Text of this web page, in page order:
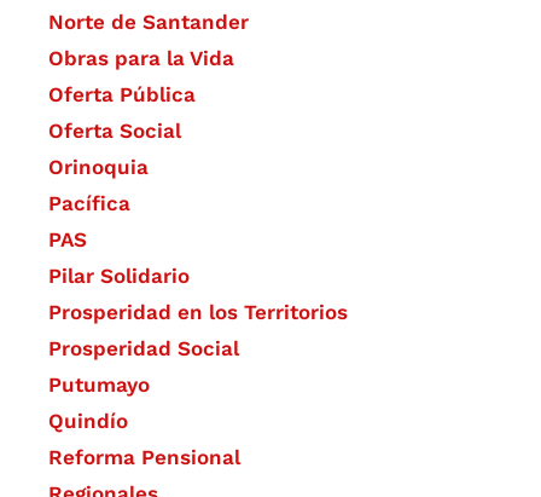
Norte de Santander
Obras para la Vida
Oferta Pública
Oferta Social​​
Orinoquia
Pacífica
PAS
Pilar Solidario
Prosperidad en los Territorios
Prosperidad Social
Putumayo
Quindío
Reforma Pensional